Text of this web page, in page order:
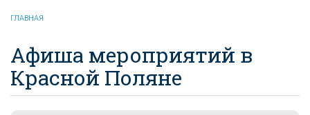
ГЛАВНАЯ
Афиша мероприятий в
Красной Поляне